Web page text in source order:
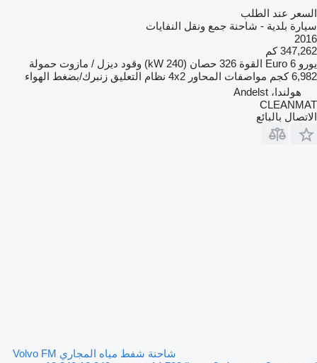
السعر عند الطلب
سيارة بلدية - شاحنة جمع ونقل النفايات
2016
347,262 كم
يورو Euro 6 القوة 326 حصان (240 kW) وقود ديزل / مازوت حمولة
6,982 كجم
مواصفات المحاور 4x2 نظام التعليق زنبرك/بضغط الهواء
هولندا، Andelst
CLEANMAT
الاتصال بالبائع
شاحنة شفط مياه المجاري Volvo FM